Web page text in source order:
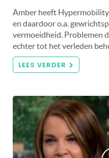
Amber heeft
en daardoor o.a.
vermoeidheid. Problemen
echter tot het verleden
LEES VERDER